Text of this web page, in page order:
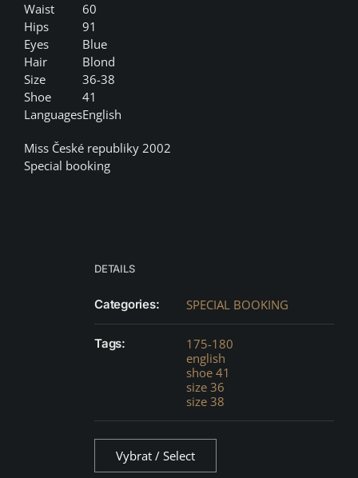
Waist
60
Hips
91
Eyes
Blue
Hair
Blond
Size
36-38
Shoe
41
LanguagesEnglish
Miss České republiky 2002
Special booking
DETAILS
Categories: SPECIAL BOOKING
Tags:
175-180
english
shoe 41
size 36
size 38
Vybrat / Select